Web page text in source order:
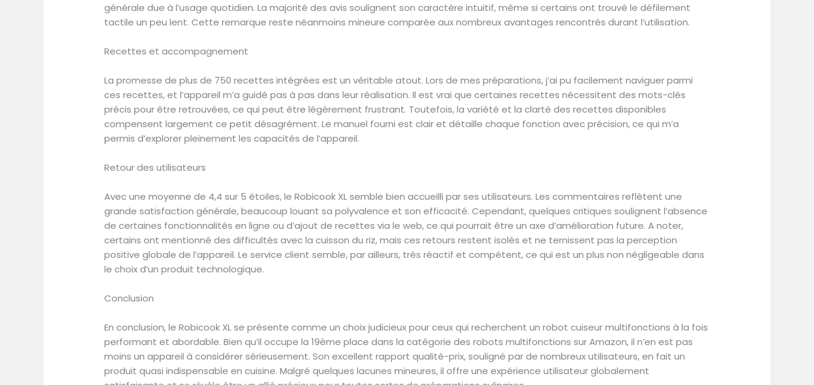
générale due à l’usage quotidien. La majorité des avis soulignent son caractère intuitif, même si certains ont trouvé le défilement
tactile un peu lent. Cette remarque reste néanmoins mineure comparée aux nombreux avantages rencontrés durant l’utilisation.
Recettes et accompagnement
La promesse de plus de 750 recettes intégrées est un véritable atout. Lors de mes préparations, j’ai pu facilement naviguer parmi
ces recettes, et l’appareil m’a guidé pas à pas dans leur réalisation. Il est vrai que certaines recettes nécessitent des mots-clés
précis pour être retrouvées, ce qui peut être légèrement frustrant. Toutefois, la variété et la clarté des recettes disponibles
compensent largement ce petit désagrément. Le manuel fourni est clair et détaille chaque fonction avec précision, ce qui m’a
permis d’explorer pleinement les capacités de l’appareil.
Retour des utilisateurs
Avec une moyenne de 4,4 sur 5 étoiles, le Robicook XL semble bien accueilli par ses utilisateurs. Les commentaires reflètent une
grande satisfaction générale, beaucoup louant sa polyvalence et son efficacité. Cependant, quelques critiques soulignent l’absence
de certaines fonctionnalités en ligne ou d’ajout de recettes via le web, ce qui pourrait être un axe d’amélioration future. A noter,
certains ont mentionné des difficultés avec la cuisson du riz, mais ces retours restent isolés et ne ternissent pas la perception
positive globale de l’appareil. Le service client semble, par ailleurs, très réactif et compétent, ce qui est un plus non négligeable dans
le choix d’un produit technologique.
Conclusion
En conclusion, le Robicook XL se présente comme un choix judicieux pour ceux qui recherchent un robot cuiseur multifonctions à la fois
performant et abordable. Bien qu’il occupe la 19ème place dans la catégorie des robots multifonctions sur Amazon, il n’en est pas
moins un appareil à considérer sérieusement. Son excellent rapport qualité-prix, souligné par de nombreux utilisateurs, en fait un
produit quasi indispensable en cuisine. Malgré quelques lacunes mineures, il offre une expérience utilisateur globalement